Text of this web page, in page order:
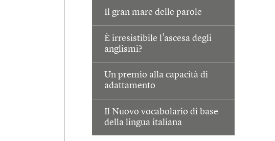
Il gran mare delle parole
È irresistibile l’ascesa degli
anglismi?
Un premio alla capacità di
adattamento
Il Nuovo vocabolario di base
della lingua italiana